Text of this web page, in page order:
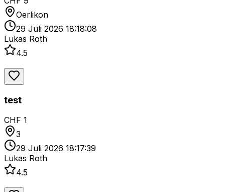
Oerlikon
29 Juli 2026 18:18:08
Lukas Roth
4.5
test
CHF 1
3
29 Juli 2026 18:17:39
Lukas Roth
4.5